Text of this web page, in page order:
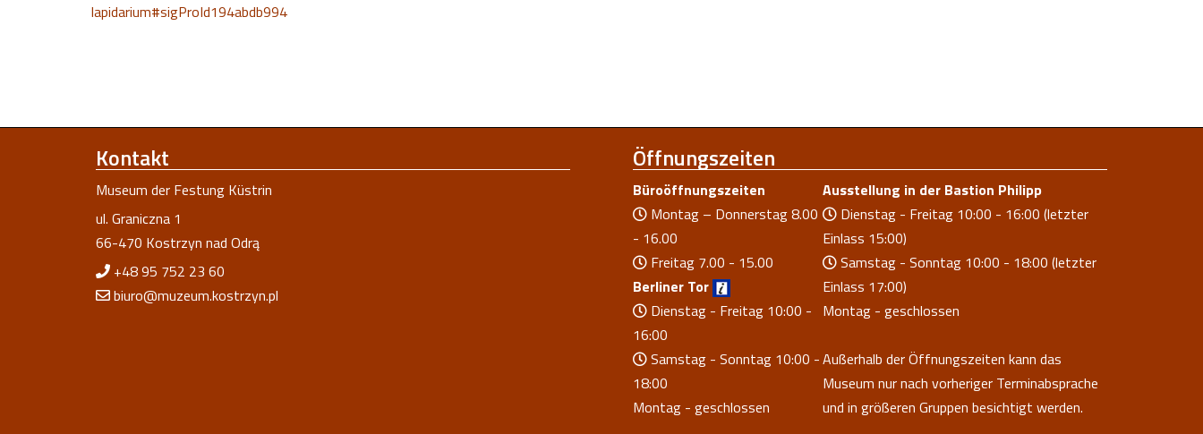
lapidarium#sigProId194abdb994
Kontakt
Museum der Festung Küstrin
ul. Graniczna 1
66-470 Kostrzyn nad Odrą
+48 95 752 23 60
biuro@muzeum.kostrzyn.pl
Öffnungszeiten
Büroöffnungszeiten
Montag – Donnerstag 8.00
- 16.00
Freitag 7.00 - 15.00
Berliner Tor
Dienstag - Freitag 10:00 -
16:00
Samstag - Sonntag 10:00 -
18:00
Montag - geschlossen
Ausstellung in der Bastion Philipp
Dienstag - Freitag 10:00 - 16:00 (letzter
Einlass 15:00)
Samstag - Sonntag 10:00 - 18:00 (letzter
Einlass 17:00)
Montag - geschlossen
Außerhalb der Öffnungszeiten kann das
Museum nur nach vorheriger Terminabsprache
und in größeren Gruppen besichtigt werden.